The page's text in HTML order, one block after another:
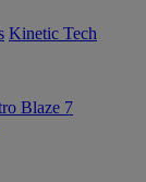
Kinetic Tech
Blaze 7